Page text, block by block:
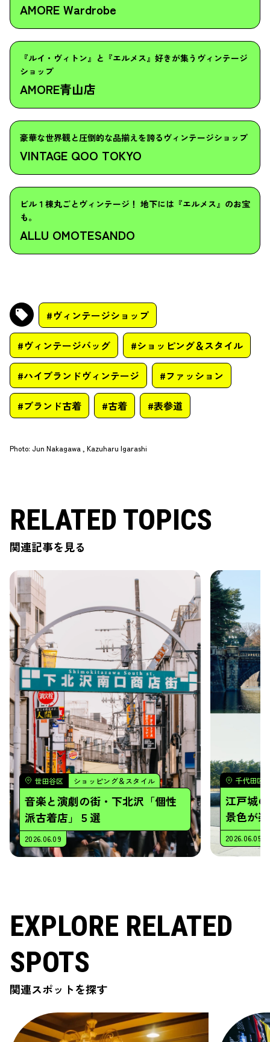
AMORE Wardrobe
『ルイ・ヴィトン』と『エルメス』好きが集うヴィンテージ
ショップ
AMORE青山店
豪華な世界観と圧倒的な品揃えを誇るヴィンテージショップ
VINTAGE QOO TOKYO
ビル１棟丸ごとヴィンテージ！ 地下には『エルメス』のお宝
も。
ALLU OMOTESANDO
#ヴィンテージショップ
#ヴィンテージバッグ #ショッピング＆スタイル
#ハイブランドヴィンテージ #ファッション
#ブランド古着 #古着 #表参道
Photo: Jun Nakagawa , Kazuharu Igarashi
RELATED TOPICS
関連記事を見る
EXPLORE RELATED
SPOTS
関連スポットを探す